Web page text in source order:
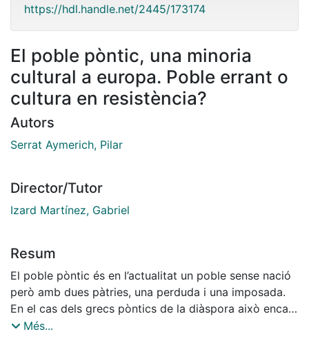
https://hdl.handle.net/2445/173174
El poble pòntic, una minoria
cultural a europa. Poble errant o
cultura en resistència?
Autors
Serrat Aymerich, Pilar
Director/Tutor
Izard Martínez, Gabriel
Resum
El poble pòntic és en l’actualitat un poble sense nació
però amb dues pàtries, una perduda i una imposada.
En el cas dels grecs pòntics de la diàspora això encara
és més complex, doncs entra en joc, com a mínim, una
Més...